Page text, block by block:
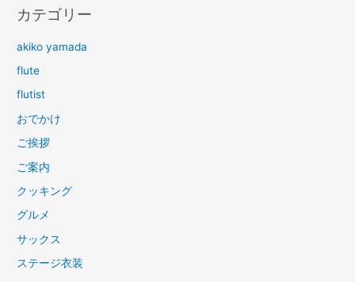
カテゴリー
akiko yamada
flute
flutist
おでかけ
ご挨拶
ご案内
クッキング
グルメ
サックス
ステージ衣装